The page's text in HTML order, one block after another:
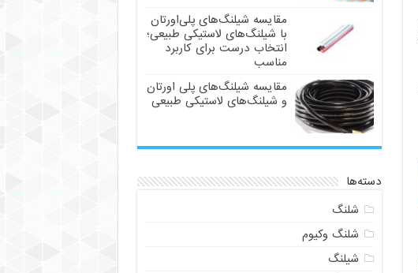
مقایسه شیلنگ‌های پلی‌اورتان
با شیلنگ‌های لاستیکی طبیعی؛
انتخاب درست برای کاربرد
مناسب
مقایسه شیلنگ‌های پلی اورتان
و شیلنگ‌های لاستیکی طبیعی
دسته‌ها
شلنگ
شلنگ وکیوم
شیلنگ